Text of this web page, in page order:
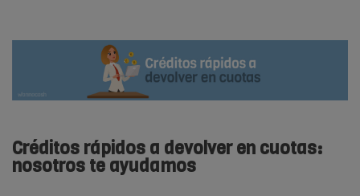
Créditos rápidos a devolver en cuotas:
nosotros te ayudamos